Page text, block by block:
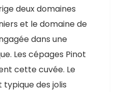
deux domaines
et le domaine de
dans une
Les cépages Pinot
cette cuvée. Le
des jolis